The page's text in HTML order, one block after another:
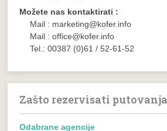
Možete nas kontaktirati :
Mail : marketing@kofer.info
Mail : office@kofer.info
Tel.: 00387 (0)61 / 52-61-52
Zašto rezervisati
Odabrane agencije